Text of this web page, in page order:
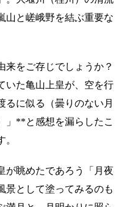
山と嵯峨野を結ぶ重要な
来をご存じでしょうか？
いた亀山上皇が、空を行
るに似る（曇りのない月
」**と感想を漏らしたこ
が眺めたであろう「月夜
景として塗ってみるのも